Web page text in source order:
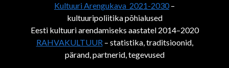
Kultuuri Arengukava 2021-2030–
kultuuripoliitika põhialused
Eesti kultuuri arendamiseks aastatel 2014–2020
RAHVAKULTUUR– statistika, traditsioonid,
pärand, partnerid, tegevused